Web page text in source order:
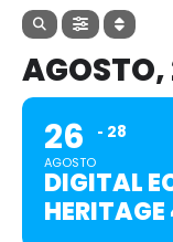
26
AGOSTO
28
DIGITAL